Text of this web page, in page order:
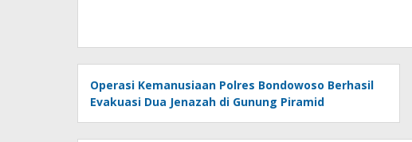
Operasi Kemanusiaan Polres Bondowoso Berhasil
Evakuasi Dua Jenazah di Gunung Piramid